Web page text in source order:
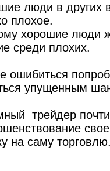
люди в других
плохое.
хорошие люди
среди плохих.
ошибиться
упущенным
трейдер
на саму